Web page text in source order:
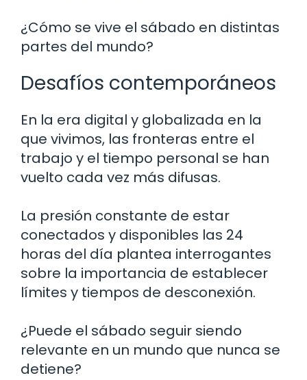
¿Cómo se vive el sábado en distintas
partes del mundo?
Desafíos contemporáneos
En la era digital y globalizada en la
que vivimos, las fronteras entre el
trabajo y el tiempo personal se han
vuelto cada vez más difusas.
La presión constante de estar
conectados y disponibles las 24
horas del día plantea interrogantes
sobre la importancia de establecer
límites y tiempos de desconexión.
¿Puede el sábado seguir siendo
relevante en un mundo que nunca se
detiene?